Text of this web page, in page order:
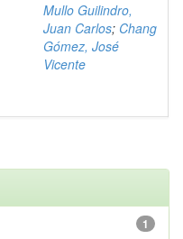
Mullo Guilindro,
Juan Carlos; Chang
Gómez, José
Vicente
1